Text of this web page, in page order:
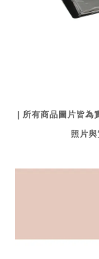
| 所有商品圖片皆為
照片